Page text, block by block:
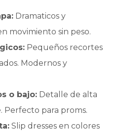
Dramaticos y
movimiento sin peso.
Pequeños recortes
Modernos y
o bajo: Detalle de alta
Perfecto para proms.
Slip dresses en colores